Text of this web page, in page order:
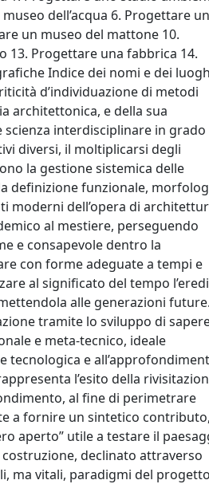
dell’acqua 6. Progettare
un museo del mattone 10.
13. Progettare una fabbrica 14.
Indice dei nomi e dei
d’individuazione di metodi
architettonica, e della sua
interdisciplinare in grado
diversi, il moltiplicarsi degli
la gestione sistemica delle
definizione funzionale,
moderni dell’opera di
al mestiere, perseguendo
e consapevole dentro la
con forme adeguate a tempi e
al significato del tempo
alle generazioni future.
tramite lo sviluppo di
e meta-tecnico, ideale
tecnologica e
l’esito della
al fine di perimetrare
a fornire un sintetico
aperto” utile a testare il
declinato attraverso
ma vitali, paradigmi del progetto